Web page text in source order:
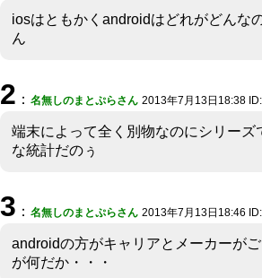
iosはともかくandroidはどれがどんな
ん
2 ： 名無しのまとぷらさん 2013年7月13日18:38
端末によって全く別物なのにシリーズ
な統計だのぅ
3 ： 名無しのまとぷらさん 2013年7月13日18:46
androidの方がキャリアとメーカーが
が何だか・・・